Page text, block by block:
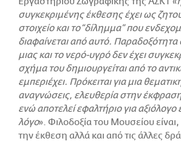
συγκεκριμένης έκθεσης έχει ως
στοιχείο και το “δίλημμα” που
διαφαίνεται από αυτό.
μιας και το νερό-υγρό δεν έχει
σχήμα του δημιουργείται από το
εμπεριέχει. Πρόκειται για μια
αναγνώσεις, ελευθερία στην
ενώ αποτελεί εφαλτήριο για αξιόλογο
λόγο». Φιλοδοξία του Μουσείου
την έκθεση αλλά και από τις άλλες